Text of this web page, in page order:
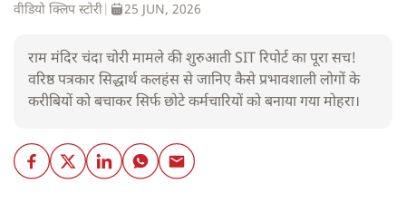
वीडियो क्लिप स्टोरी 25 JUN, 2026
राम मंदिर चंदा चोरी मामले की शुरुआती SIT रिपोर्ट का पूरा सच!
वरिष्ठ पत्रकार सिद्धार्थ कलहंस से जानिए कैसे प्रभावशाली लोगों के
करीबियों को बचाकर सिर्फ छोटे कर्मचारियों को बनाया गया मोहरा।